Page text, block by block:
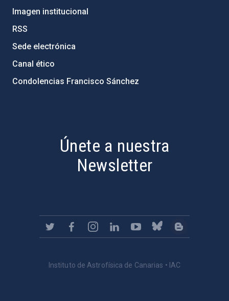
Imagen institucional
RSS
Sede electrónica
Canal ético
Condolencias Francisco Sánchez
Únete a nuestra
Newsletter
Instituto de Astrofísica de Canarias • IAC